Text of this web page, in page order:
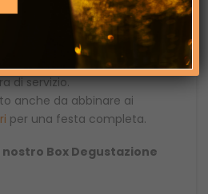
nel pacco il nostro
da 330 ml.
di alta qualità serigrafato,
i profumi e mantenere la
di servizio.
anche da abbinare ai
per una festa completa.
Box Degustazione